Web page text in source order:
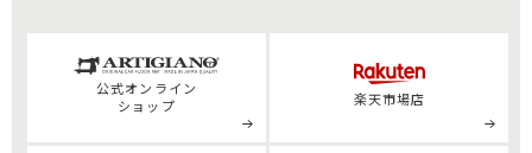
公式オンライン
ショップ
楽天市場店